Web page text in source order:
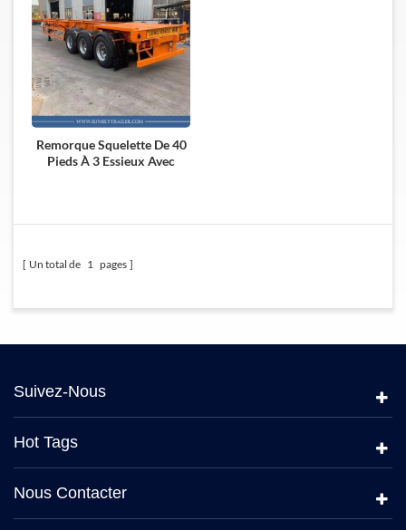
Remorque Squelette De 40
Pieds À 3 Essieux Avec
Un total de 1 pages
Suivez-Nous
Hot Tags
Nous Contacter